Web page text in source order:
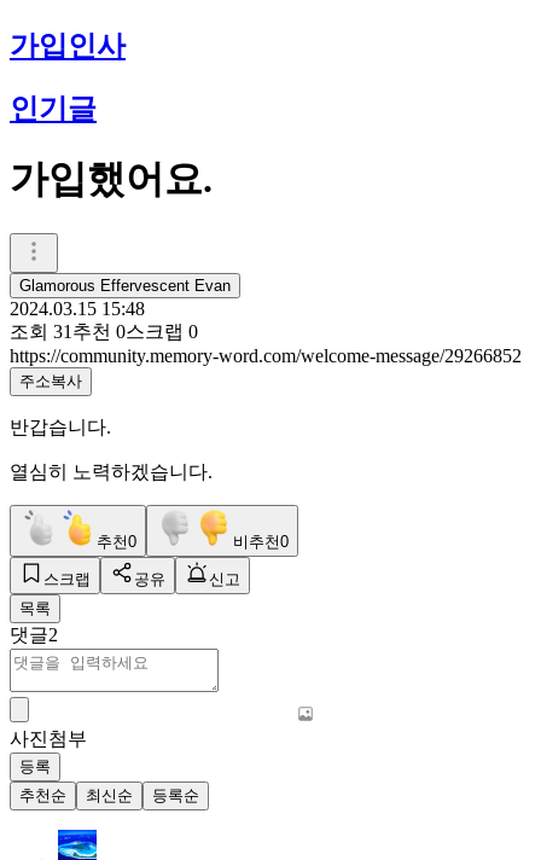
가입인사
인기글
가입했어요.
Glamorous Effervescent Evan
2024.03.15 15:48
조회 31 추천 0스크랩 0
https://community.memory-word.com/welcome-message/29266852
주소복사
반갑습니다.
열심히 노력하겠습니다.
추천0 비추천0
스크랩 공유
신고
목록
댓글2
사진첨부
등록
추천순
최신순 등록순